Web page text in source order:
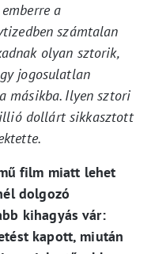
a
számtalan
olyan sztorik,
jogosulatlan
másikba. Ilyen sztori
dollárt sikkasztott
film miatt lehet
dolgozó
kihagyás vár:
kapott, miután